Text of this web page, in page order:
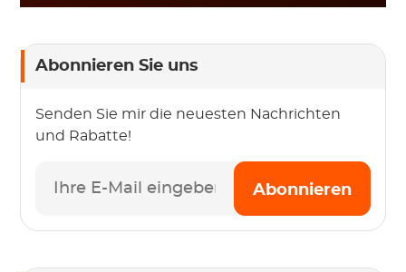
Abonnieren Sie uns
Senden Sie mir die neuesten Nachrichten
und Rabatte!
Abonnieren